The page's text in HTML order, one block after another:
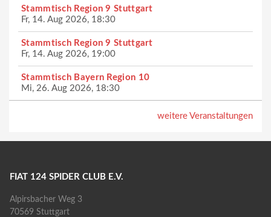
Stammtisch Region 9 Stuttgart
Fr, 14. Aug 2026, 18:30
Stammtisch Region 9 Stuttgart
Fr, 14. Aug 2026, 19:00
Stammtisch Bayern Region 10
Mi, 26. Aug 2026, 18:30
weitere Veranstaltungen
FIAT 124 SPIDER CLUB E.V.
Alpirsbacher Weg 3
70569 Stuttgart